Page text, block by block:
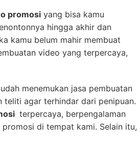
promosi yang bisa kamu
hingga akhir dan
kamu belum mahir membuat
video yang terpercaya,
menemukan jasa pembuatan
teliti agar terhindar dari penipuan.
terpercaya, berpengalaman
di tempat kami. Selain itu,